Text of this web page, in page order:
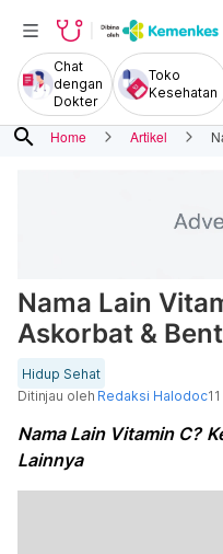
Chat
dengan
Dokter
Toko
Kesehatan
search Home Artikel
Nama Lain
Askorbat &
Hidup Sehat
Ditinjau oleh Redaksi Halodoc
Nama Lain Vitamin C?
Lainnya